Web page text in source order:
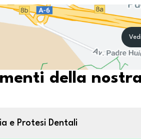
della
e Protesi Dentali